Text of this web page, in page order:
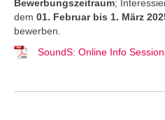
Bewerbungszeitraum;
dem 01. Februar bis 1. März
bewerben.
SoundS: Online Info